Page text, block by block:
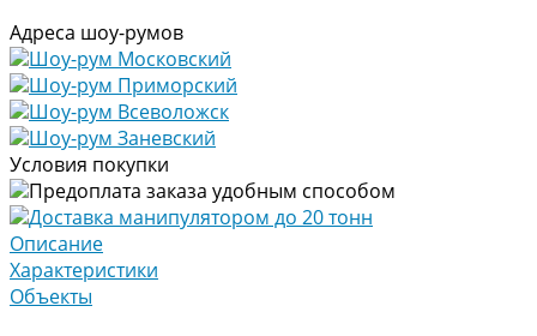
Адреса шоу-румов
Шоу-рум Московский
Шоу-рум Приморский
Шоу-рум Всеволожск
Шоу-рум Заневский
Условия покупки
Предоплата заказа удобным способом
Доставка манипулятором до 20 тонн
Описание
Характеристики
Объекты